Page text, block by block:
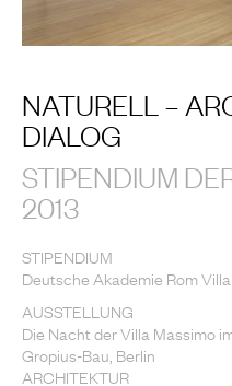
NATURELL –
DIALOG
STIPENDIUM
2013
STIPENDIUM
Deutsche Akademie Rom
AUSSTELLUNG
Die Nacht der Villa Massimo
Gropius-Bau, Berlin
ARCHITEKTUR